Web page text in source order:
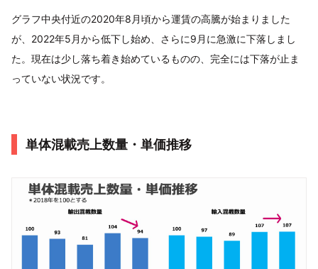
グラフ中央付近の2020年8月頃から運賃の高騰が始まりました
が、2022年5月から低下し始め、さらに9月に急激に下落しまし
た。現在は少し落ち着き始めているものの、完全には下落が止ま
っていない状況です。
単体混載売上数量・単価推移